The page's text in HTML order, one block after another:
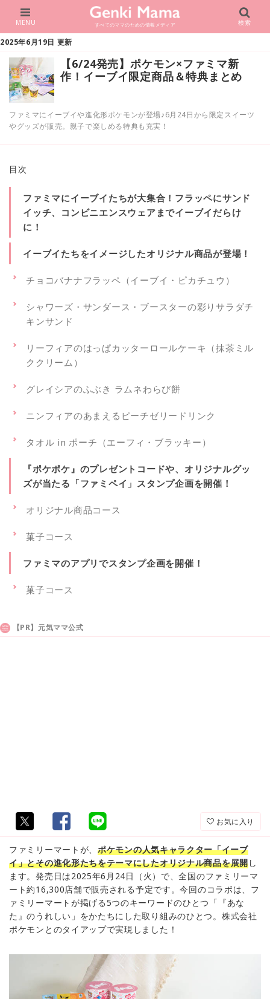
すべてのママのための情報メディア
MENU 検索
2025年6月19日 更新
【6/24発売】ポケモン×ファミマ新
作！イーブイ限定商品＆特典まとめ
ファミマにイーブイや進化形ポケモンが登場♪6月24日から限定スイーツ
やグッズが販売。親子で楽しめる特典も充実！
目次
ファミマにイーブイたちが大集合！フラッペにサンド
イッチ、コンビニエンスウェアまでイーブイだらけ
に！
イーブイたちをイメージしたオリジナル商品が登場！
チョコバナナフラッペ（イーブイ・ピカチュウ）
シャワーズ・サンダース・ブースターの彩りサラダチ
キンサンド
リーフィアのはっぱカッターロールケーキ（抹茶ミル
ククリーム）
グレイシアのふぶき ラムネわらび餅
ニンフィアのあまえるピーチゼリードリンク
タオル in ポーチ（エーフィ・ブラッキー）
『ポケポケ』のプレゼントコードや、オリジナルグッ
ズが当たる「ファミペイ」スタンプ企画を開催！
オリジナル商品コース
菓子コース
ファミマのアプリでスタンプ企画を開催！
菓子コース
【PR】元気ママ公式
お気に入り
ファミリーマートが、 ポケモンの人気キャラクター「イーブ
イ」とその進化形たちをテーマにしたオリジナル商品を展開し
ます。発売日は2025年6月24日（火）で、全国のファミリーマ
ート約16,300店舗で販売される予定です。今回のコラボは、フ
ァミリーマートが掲げる5つのキーワードのひとつ「『あな
た』のうれしい」をかたちにした取り組みのひとつ。株式会社
ポケモンとのタイアップで実現しました！